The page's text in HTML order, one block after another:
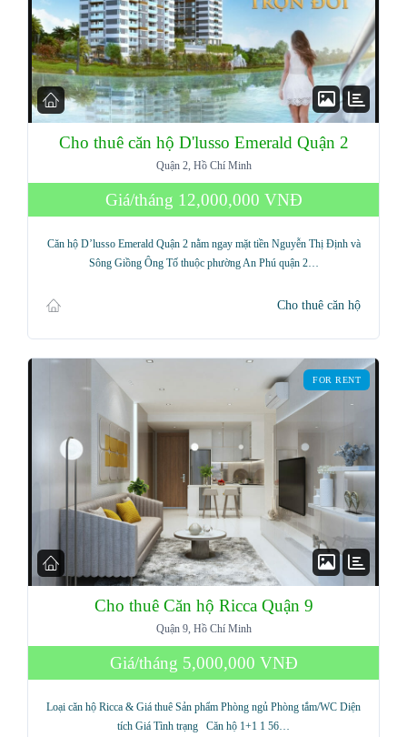
Cho thuê căn hộ D'lusso Emerald Quận 2
Quận 2, Hồ Chí Minh
Giá/tháng 12,000,000 VNĐ
Căn hộ D’lusso Emerald Quận 2 nằm ngay mặt tiền Nguyễn Thị Định và
Sông Giồng Ông Tố thuộc phường An Phú quận 2…
Cho thuê căn hộ
FOR RENT
Cho thuê Căn hộ Ricca Quận 9
Quận 9, Hồ Chí Minh
Giá/tháng 5,000,000 VNĐ
Loại căn hộ Ricca & Giá thuê Sản phẩm Phòng ngủ Phòng tắm/WC Diện
tích Giá Tình trạng Căn hộ 1+1 1 56…
Log in
Don't have an account?Sign Up
Username
Lost your password?